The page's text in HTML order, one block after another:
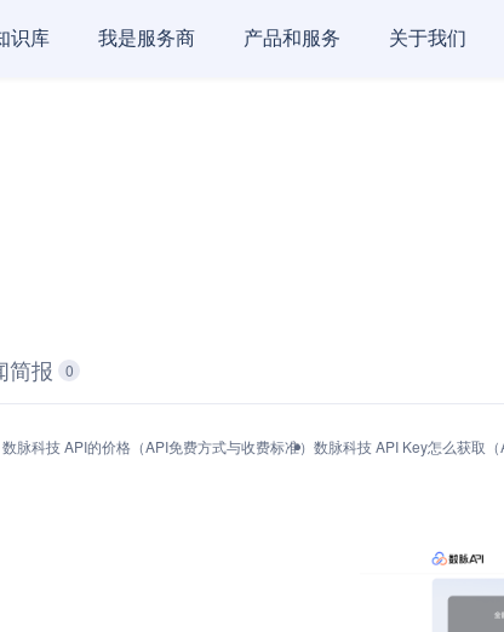
识库 我是服务商 产品和服务 关于我们
简报 0
数脉科技 API的价格（API免费方式与收费标准） 数脉科技 API Key怎么获取